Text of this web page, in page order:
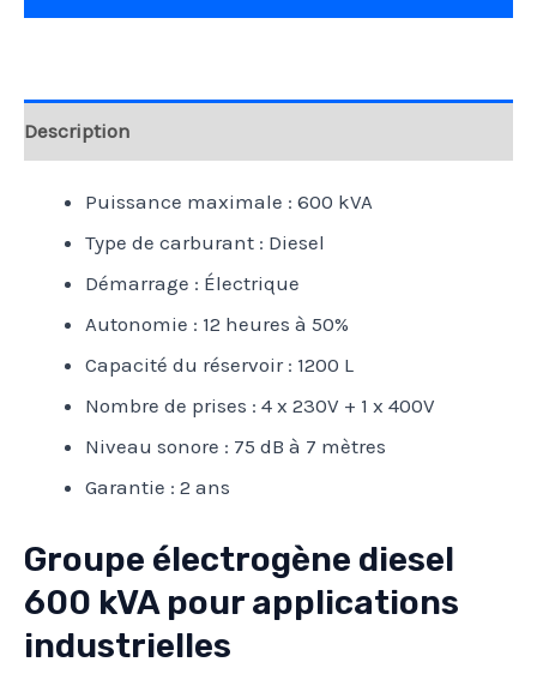
Description
Puissance maximale : 600 kVA
Type de carburant : Diesel
Démarrage : Électrique
Autonomie : 12 heures à 50%
Capacité du réservoir : 1200 L
Nombre de prises : 4 x 230V + 1 x 400V
Niveau sonore : 75 dB à 7 mètres
Garantie : 2 ans
Groupe électrogène diesel
600 kVA pour applications
industrielles